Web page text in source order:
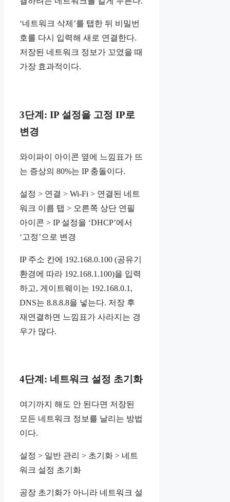
‘네트워크 삭제’를 탭한 뒤 비밀번
호를 다시 입력해 새로 연결한다.
저장된 네트워크 정보가 꼬였을 때
가장 효과적이다.
3단계: IP 설정을 고정 IP로
변경
와이파이 아이콘 옆에 느낌표가 뜨
는 증상의 80%는 IP 충돌이다.
설정 > 연결 > Wi-Fi > 연결된 네트
워크 이름 탭 > 오른쪽 상단 연필
아이콘 > IP 설정을 ‘DHCP’에서
‘고정’으로 변경
IP 주소 칸에 192.168.0.100 (공유기
환경에 따라 192.168.1.100)을 입력
하고, 게이트웨이는 192.168.0.1,
DNS는 8.8.8.8을 넣는다. 저장 후
재연결하면 느낌표가 사라지는 경
우가 많다.
4단계: 네트워크 설정 초기화
여기까지 해도 안 된다면 저장된
모든 네트워크 정보를 날리는 방법
이다.
설정 > 일반 관리 > 초기화 > 네트
워크 설정 초기화
공장 초기화가 아니라 네트워크 설